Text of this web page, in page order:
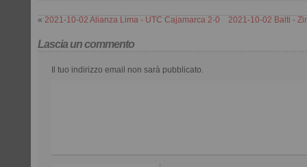
« 2021-10-02 Alianza Lima - UTC Cajamarca 2-0 2021-10-02 Balti -
Lascia un commento
Il tuo indirizzo email non sarà pubblicato.